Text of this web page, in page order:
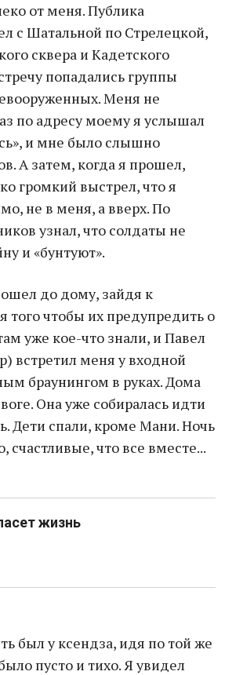
от меня. Публика
с Шатальной по Стрелецкой,
сквера и Кадетского
попадались группы
Меня не
по адресу моему я услышал
и мне было слышно
А затем, когда я прошел,
громкий выстрел, что я
не в меня, а вверх. По
узнал, что солдаты не
и «бунтуют».
до дому, зайдя к
того чтобы их предупредить о
уже кое-что знали, и Павел
встретил меня у входной
браунингом в руках. Дома
Она уже собиралась идти
Дети спали, кроме Мани. Ночь
счастливые, что все вместе...
жизнь
был у ксендза, идя по той же
пусто и тихо. Я увидел